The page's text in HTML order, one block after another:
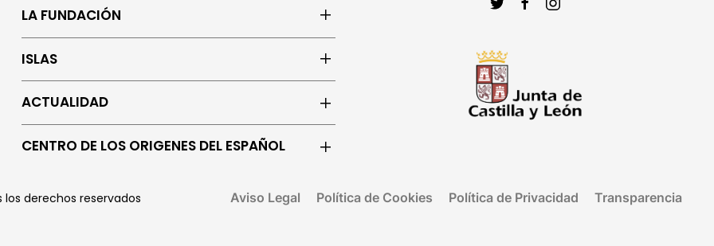
LA FUNDACIÓN
ISLAS
ACTUALIDAD
CENTRO DE LOS ORIGENES DEL ESPAÑOL
derechos reservados Aviso Legal Política de Cookies Política de Privacidad Transparencia